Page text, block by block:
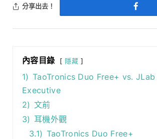
分享出去！
內容目錄 隱藏
1) TaoTronics Duo Free+ vs.
Executive
2) 文前
3) 耳機外觀
3.1) TaoTronics Duo Free+